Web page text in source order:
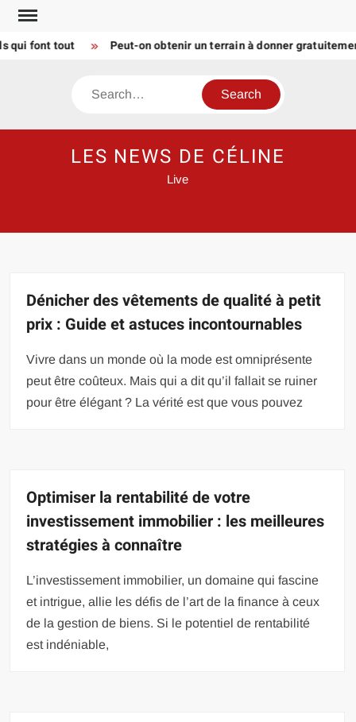
Skip
content
font tout Peut-on obtenir un terrain à donner gratuitement
Search
LES NEWS DE CÉLINE
Live
Dénicher des vêtements de qualité à petit
prix : Guide et astuces incontournables
Vivre dans un monde où la mode est omniprésente
peut être coûteux. Mais qui a dit qu’il fallait se ruiner
pour être élégant ? La vérité est que vous pouvez
Optimiser la rentabilité de votre
investissement immobilier : les meilleures
stratégies à connaître
L’investissement immobilier, un domaine qui fascine
et intrigue, allie les défis de l’art de la finance à ceux
de la gestion de biens. Si le potentiel de rentabilité
est indéniable,